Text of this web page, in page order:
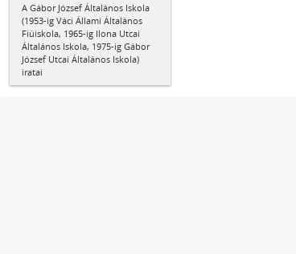
A Gábor József Általános Iskola
(1953-ig Váci Állami Általános
Fiúiskola, 1965-ig Ilona Utcai
Általános Iskola, 1975-ig Gábor
József Utcai Általános Iskola)
iratai